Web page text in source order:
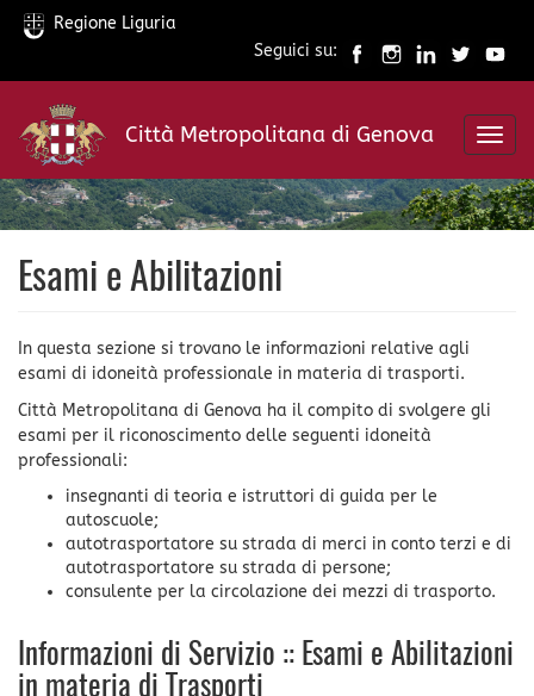
Salta
contenuto
principale
Regione Liguria
Seguici su:
Città Metropolitana di Genova
Esami e Abilitazioni
In questa sezione si trovano le informazioni relative agli
esami di idoneità professionale in materia di trasporti.
Città Metropolitana di Genova ha il compito di svolgere gli
esami per il riconoscimento delle seguenti idoneità
professionali:
insegnanti di teoria e istruttori di guida per le
autoscuole;
autotrasportatore su strada di merci in conto terzi e di
autotrasportatore su strada di persone;
consulente per la circolazione dei mezzi di trasporto.
Informazioni di Servizio :: Esami e Abilitazioni
in materia di Trasporti